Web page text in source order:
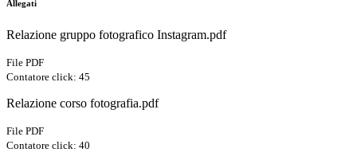
Allegati
Relazione gruppo fotografico Instagram.pdf
File PDF
Contatore click: 45
Relazione corso fotografia.pdf
File PDF
Contatore click: 40